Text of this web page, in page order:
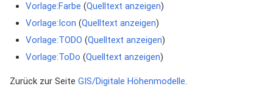
Vorlage:Farbe (Quelltext anzeigen)
Vorlage:Icon (Quelltext anzeigen)
Vorlage:TODO (Quelltext anzeigen)
Vorlage:ToDo (Quelltext anzeigen)
Zurück zur Seite GIS/Digitale Höhenmodelle.